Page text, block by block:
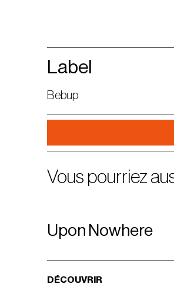
Label
Bebup
Vous pourriez
Upon Nowhere
DÉCOUVRIR